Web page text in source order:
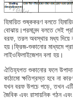
হিমায়িত শুষ্ককরণ বলতে
বোঝায়।পরমানন্দ বলতে সেই
বরফ, তরল অবস্থার মধ্য দিয়ে
হয়।ফ্রিজ-শুকানোর মাধ্যমে
লাইওফিলাইজেশন বলা হয়।
ঐতিহ্যগত শুকানোর ফলে
কাঠামো ক্ষতিগ্রস্ত হবে না
যখন বরফ উপচে পড়ে, তখন এটি
জৈবিক এবং রাসায়নিক গঠন